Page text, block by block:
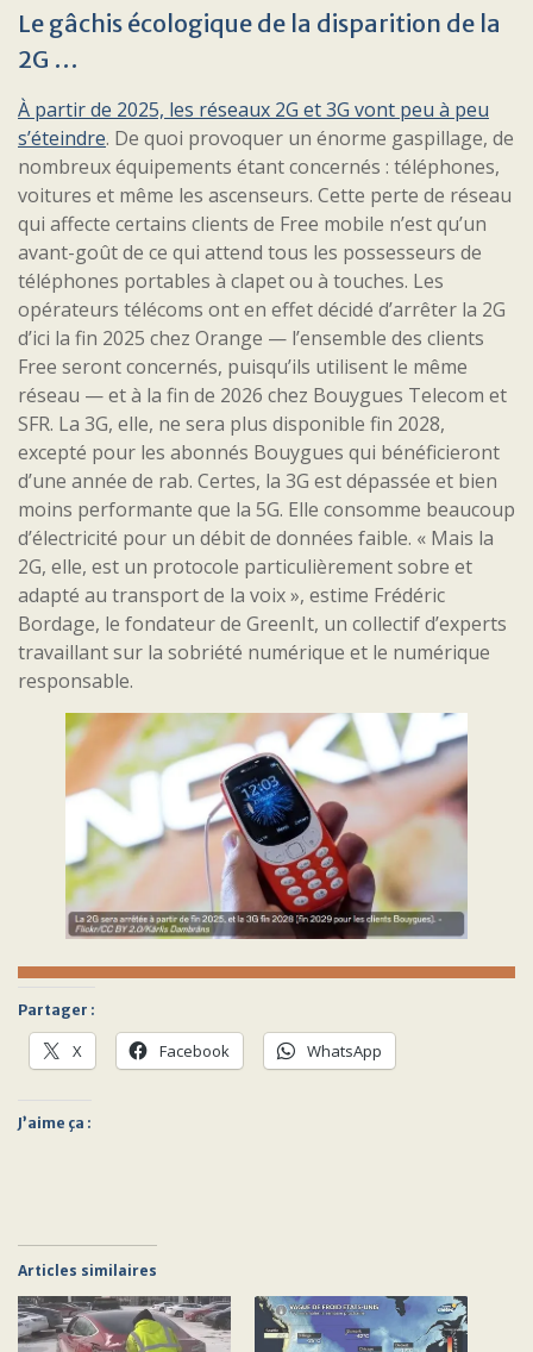
Le gâchis écologique de la disparition de la
2G …
À partir de 2025, les réseaux 2G et 3G vont peu à peu
s’éteindre. De quoi provoquer un énorme gaspillage, de
nombreux équipements étant concernés : téléphones,
voitures et même les ascenseurs. Cette perte de réseau
qui affecte certains clients de Free mobile n’est qu’un
avant-goût de ce qui attend tous les possesseurs de
téléphones portables à clapet ou à touches. Les
opérateurs télécoms ont en effet décidé d’arrêter la 2G
d’ici la fin 2025 chez Orange — l’ensemble des clients
Free seront concernés, puisqu’ils utilisent le même
réseau — et à la fin de 2026 chez Bouygues Telecom et
SFR. La 3G, elle, ne sera plus disponible fin 2028,
excepté pour les abonnés Bouygues qui bénéficieront
d’une année de rab. Certes, la 3G est dépassée et bien
moins performante que la 5G. Elle consomme beaucoup
d’électricité pour un débit de données faible. « Mais la
2G, elle, est un protocole particulièrement sobre et
adapté au transport de la voix », estime Frédéric
Bordage, le fondateur de GreenIt, un collectif d’experts
travaillant sur la sobriété numérique et le numérique
responsable.
Partager :
X Facebook WhatsApp
J’aime ça :
Articles similaires